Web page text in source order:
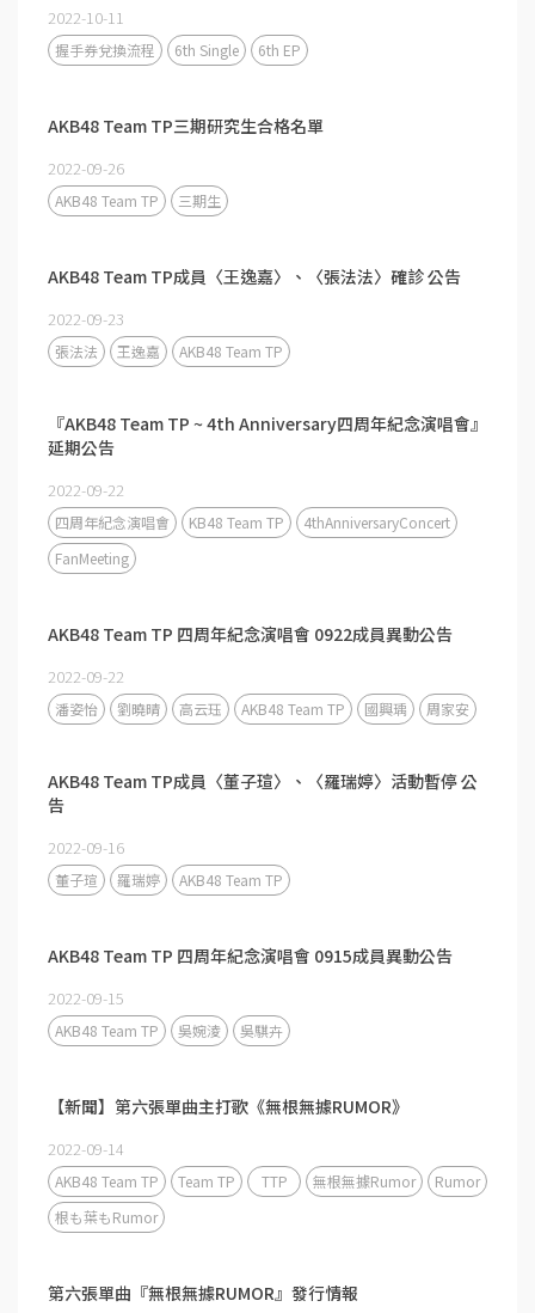
2022-10-11
握手券兌換流程 6th Single 6th EP
AKB48 Team TP三期研究生合格名單
2022-09-26
AKB48 Team TP 三期生
AKB48 Team TP成員〈王逸嘉〉、〈張法法〉確診 公告
2022-09-23
張法法 王逸嘉 AKB48 Team TP
『AKB48 Team TP ~ 4th Anniversary四周年紀念演唱會』
延期公告
2022-09-22
四周年紀念演唱會 KB48 Team TP
4thAnniversaryConcert
FanMeeting
AKB48 Team TP 四周年紀念演唱會 0922成員異動公告
2022-09-22
潘姿怡 劉曉晴 高云珏 AKB48 Team TP 國興瑀 周家安
AKB48 Team TP成員〈董子瑄〉、〈羅瑞婷〉活動暫停 公
告
2022-09-16
董子瑄 羅瑞婷 AKB48 Team TP
AKB48 Team TP 四周年紀念演唱會 0915成員異動公告
2022-09-15
AKB48 Team TP 吳婉淩 吳騏卉
【新聞】第六張單曲主打歌《無根無據RUMOR》
2022-09-14
AKB48 Team TP Team TP TTP 無根無據Rumor
Rumor
根も葉もRumor
第六張單曲『無根無據RUMOR』發行情報